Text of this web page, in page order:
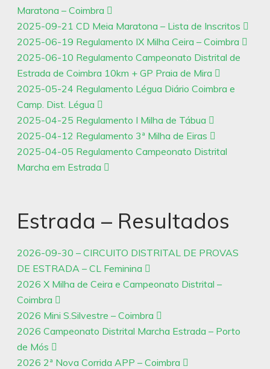
Maratona – Coimbra
2025-09-21 CD Meia Maratona – Lista de Inscritos
2025-06-19 Regulamento IX Milha Ceira – Coimbra
2025-06-10 Regulamento Campeonato Distrital de
Estrada de Coimbra 10km + GP Praia de Mira
2025-05-24 Regulamento Légua Diário Coimbra e
Camp. Dist. Légua
2025-04-25 Regulamento I Milha de Tábua
2025-04-12 Regulamento 3ª Milha de Eiras
2025-04-05 Regulamento Campeonato Distrital
Marcha em Estrada
Estrada – Resultados
2026-09-30 – CIRCUITO DISTRITAL DE PROVAS
DE ESTRADA – CL Feminina
2026 X Milha de Ceira e Campeonato Distrital –
Coimbra
2026 Mini S.Silvestre – Coimbra
2026 Campeonato Distrital Marcha Estrada – Porto
de Mós
2026 2ª Nova Corrida APP – Coimbra